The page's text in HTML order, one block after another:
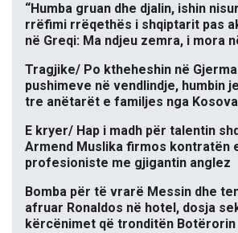
“Humba gruan dhe djalin, ishin
rrëfimi rrëqethës i shqiptarit pas
në Greqi: Ma ndjeu zemra, i mora
Tragjike/ Po ktheheshin në
pushimeve në vendlindje, humbin
tre anëtarët e familjes nga Kosova
E kryer/ Hap i madh për talentin
Armend Muslika firmos kontratën
profesioniste me gjigantin anglez
Bomba për të vrarë Messin dhe
afruar Ronaldos në hotel, dosja
kërcënimet që tronditën Botërorin